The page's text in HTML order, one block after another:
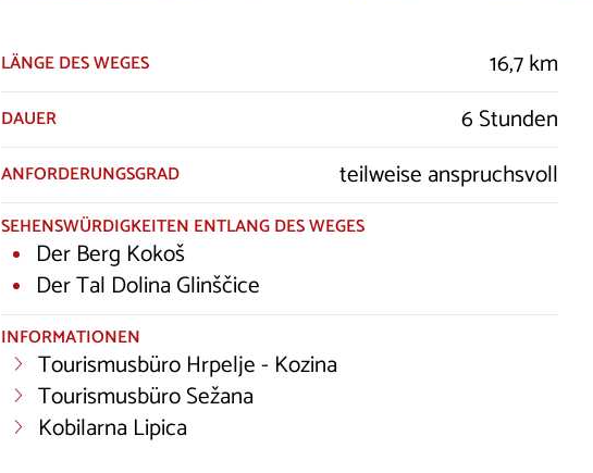
LÄNGE DES WEGES 16,7 km
DAUER 6 Stunden
ANFORDERUNGSGRAD teilweise anspruchsvoll
SEHENSWÜRDIGKEITEN ENTLANG DES WEGES
Der Berg Kokoš
Der Tal Dolina Glinščice
INFORMATIONEN
Tourismusbüro Hrpelje - Kozina
Tourismusbüro Sežana
Kobilarna Lipica